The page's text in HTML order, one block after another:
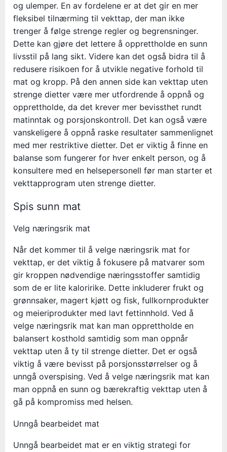
og ulemper. En av fordelene er at det gir en mer
fleksibel tilnærming til vekttap, der man ikke
trenger å følge strenge regler og begrensninger.
Dette kan gjøre det lettere å opprettholde en sunn
livsstil på lang sikt. Videre kan det også bidra til å
redusere risikoen for å utvikle negative forhold til
mat og kropp. På den annen side kan vekttap uten
strenge dietter være mer utfordrende å oppnå og
opprettholde, da det krever mer bevissthet rundt
matinntak og porsjonskontroll. Det kan også være
vanskeligere å oppnå raske resultater sammenlignet
med mer restriktive dietter. Det er viktig å finne en
balanse som fungerer for hver enkelt person, og å
konsultere med en helsepersonell før man starter et
vekttapprogram uten strenge dietter.
Spis sunn mat
Velg næringsrik mat
Når det kommer til å velge næringsrik mat for
vekttap, er det viktig å fokusere på matvarer som
gir kroppen nødvendige næringsstoffer samtidig
som de er lite kaloririke. Dette inkluderer frukt og
grønnsaker, magert kjøtt og fisk, fullkornprodukter
og meieriprodukter med lavt fettinnhold. Ved å
velge næringsrik mat kan man opprettholde en
balansert kosthold samtidig som man oppnår
vekttap uten å ty til strenge dietter. Det er også
viktig å være bevisst på porsjonsstørrelser og å
unngå overspising. Ved å velge næringsrik mat kan
man oppnå en sunn og bærekraftig vekttap uten å
gå på kompromiss med helsen.
Unngå bearbeidet mat
Unngå bearbeidet mat er en viktig strategi for